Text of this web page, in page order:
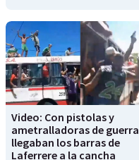
Video: Con pistolas y
ametralladoras de guerra
llegaban los barras de
Laferrere a la cancha